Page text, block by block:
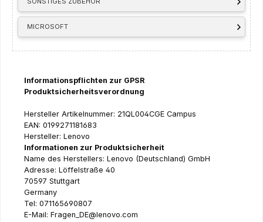
MICROSOFT
Informationspflichten zur GPSR
Produktsicherheitsverordnung
Hersteller Artikelnummer: 21QL004CGE Campus
EAN: 0199271181683
Hersteller: Lenovo
Informationen zur Produktsicherheit
Name des Herstellers: Lenovo (Deutschland) GmbH
Adresse: Löffelstraße 40
70597 Stuttgart
Germany
Tel: 071165690807
E-Mail: Fragen_DE@lenovo.com